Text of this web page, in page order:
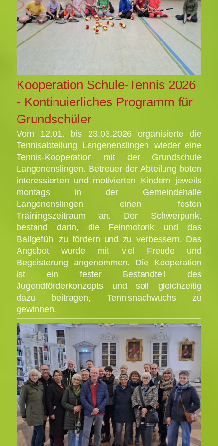
Kooperation Schule-Tennis 2026
- Kontinuierliches Programm für
Grundschüler
Vom 12.01. bis 23.03.2026 organisierte die
Tennisabteilung Langenenslingen wieder eine
Tennis-Kooperation mit der Grundschule
Langenenslingen. Betreuer der Abteilung boten
interessierten und motivierten Kindern jeweils
montags in der Gemeindehalle
Langenenslingen einen festen
Trainingszeitraum an. Der Schwerpunkt
bestand darin, die Feinmotorik und das
Ballgefühl zu fördern und zu verbessern. Das
Angebot wurde mit viel Freude und
Begeisterung angenommen. Die Kooperation
ist ein fester Bestandteil des
Jugendförderkonzepts und soll gleichzeitig
dazu beitragen, Tennisnachwuchs zu
gewinnen.